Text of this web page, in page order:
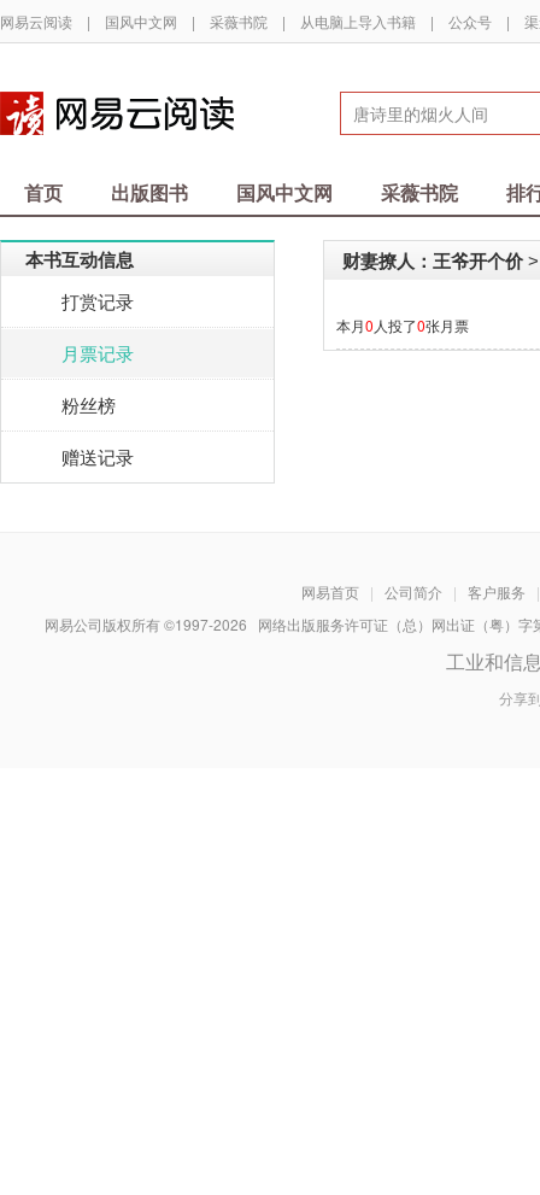
网易云阅读 | 国风中文网 | 采薇书院 | 从电脑上导入书籍 | 公众号 |
首页 出版图书 国风中文网 采薇书院 排
本书互动信息
打赏记录
月票记录
粉丝榜
赠送记录
财妻撩人：王爷开个价 >
本月0 人投了0张月票
网易首页 | 公司简介 | 客户服务
|
网易公司版权所有 ©1997-2026 网络出版服务许可证（总）网出证（粤）
工业和信
分享